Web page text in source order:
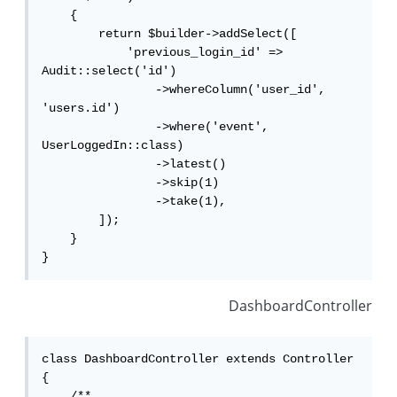
    {
        return $builder->addSelect([
            'previous_login_id' =>
Audit::select('id')
                ->whereColumn('user_id',
'users.id')
                ->where('event',
UserLoggedIn::class)
                ->latest()
                ->skip(1)
                ->take(1),
        ]);
    }
}
DashboardController
class DashboardController extends Controller
{